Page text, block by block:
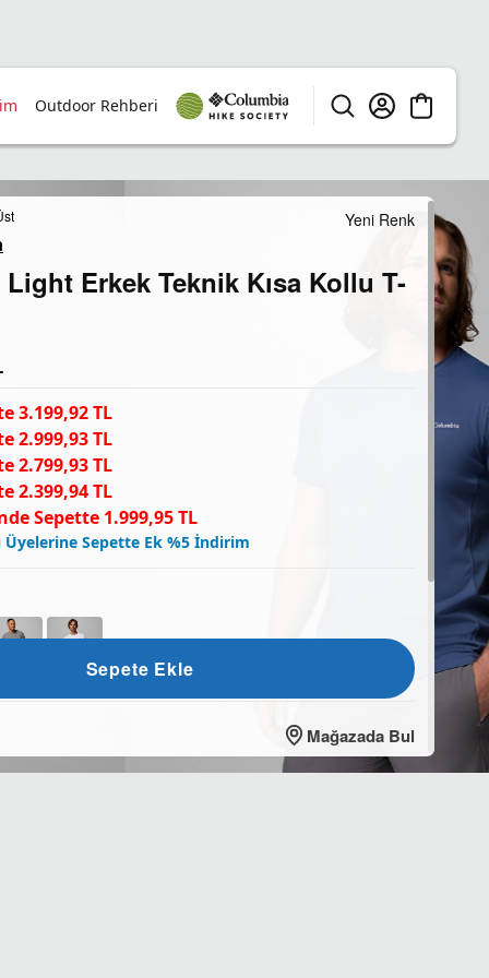
Outdoor Rehberi
Yeni Renk
Erkek Teknik Kısa Kollu T-
3.199,92 TL
2.999,93 TL
2.799,93 TL
2.399,94 TL
Sepette 1.999,95 TL
Üyelerine Sepette Ek %5 İndirim
Sepete Ekle
Mağazada Bul